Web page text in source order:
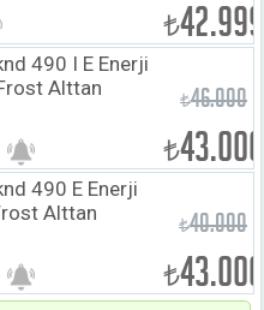
₺42.999
490 I E Enerji
Inox
₺46.000
₺43.000
490 E Enerji
Alttan
Beyaz
₺40.000
₺43.000